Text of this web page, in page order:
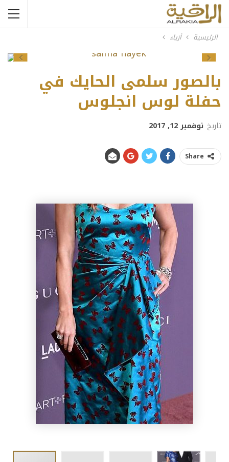
الرئيسية أزياء
Next
بالصور سلمى الحايك في
حفلة لوس انجلوس
تاريخ نوفمبر 12, 2017
Share